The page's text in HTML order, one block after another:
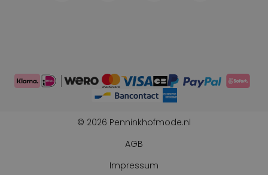
Persönliche Beratung: 0031-570592339
© 2026 Penninkhofmode.nl
AGB
Impressum